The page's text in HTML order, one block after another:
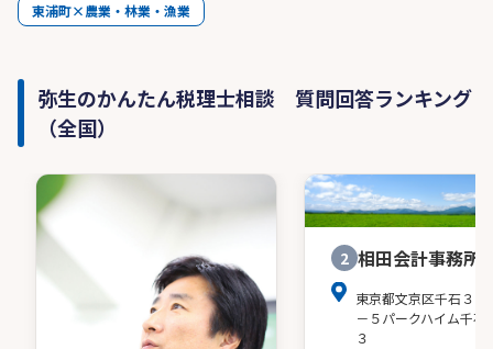
東浦町×農業・林業・漁業
弥生のかんたん税理士相談 質問回答ランキング
（全国）
2 相田会計事務所
東京都文京区千石３－
－５パークハイム千石
３